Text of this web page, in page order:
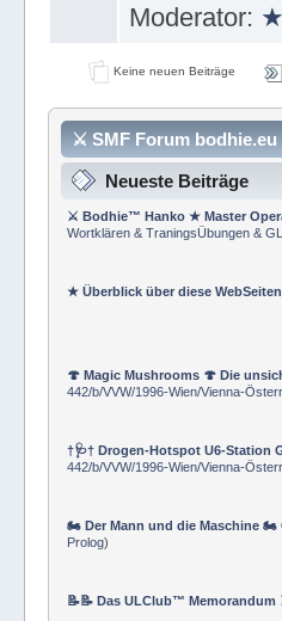
Moderator: ★
Keine neuen Beiträge
⚔ SMF Forum
Neueste Beiträge
⚔ Bodhie™ Hanko ★ Master
Wortklären & TraningsÜbungen &
★ Überblick über diese
🍄 Magic Mushrooms 🍄 Die
442/b/VVW/1996-Wien/Vienna-
†🩺† Drogen-Hotspot U6-Station
442/b/VVW/1996-Wien/Vienna-
🏍 Der Mann und die Maschine 🏍
Prolog)
📝📝 Das ULClub™